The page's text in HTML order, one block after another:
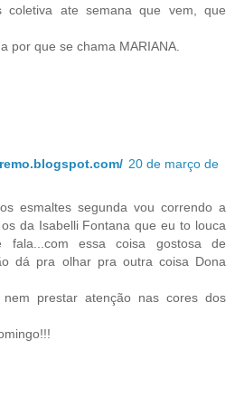
coletiva ate semana que vem, que
por que se chama MARIANA.
20 de março de
esmaltes segunda vou correndo a
da Isabelli Fontana que eu to louca
essa coisa gostosa de
dá pra olhar pra outra coisa Dona
prestar atenção nas cores dos